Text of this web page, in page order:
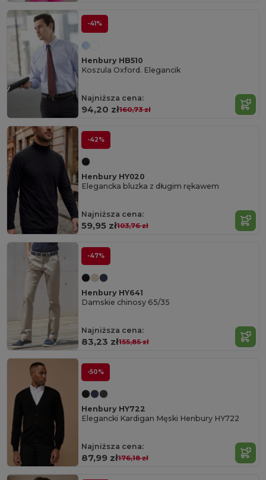
-41%
Henbury HB510
Koszula Oxford. Elegancik
Najniższa cena:
94,20 zł160,73 zł
-42%
Henbury HY020
Elegancka bluzka z długim rękawem
Najniższa cena:
59,95 zł103,76 zł
-47%
Henbury HY641
Damskie chinosy 65/35
Najniższa cena:
83,23 zł155,85 zł
-50%
Henbury HY722
Elegancki Kardigan Męski Henbury HY722
Najniższa cena:
87,99 zł176,18 zł